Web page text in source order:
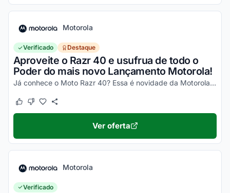
Motorola
Verificado Destaque
Aproveite o Razr 40 e usufrua de todo o
Poder do mais novo Lançamento Motorola!
Já conhece o Moto Razr 40? Essa é novidade da Motorola, um celular impecável, com um desempenho incrível e que ainda dobra! Não perca a chance de garantir o seu e aproveite os desc...
Este cupom funcionou
Este cupom não funcionou
Ver oferta
Motorola
Verificado